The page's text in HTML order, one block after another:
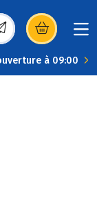
dans une
à 09:00